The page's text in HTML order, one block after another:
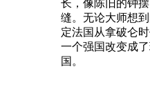
长，像陈旧的钟
缝。无论大师想
定法国从拿破仑
一个强国改变成
国。